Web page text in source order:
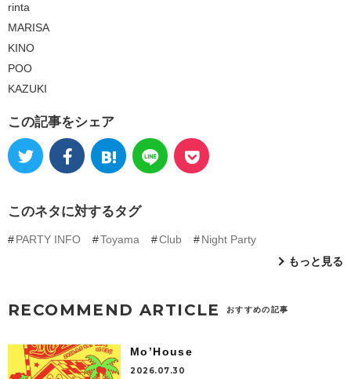
rinta
MARISA
KINO
POO
KAZUKI
この記事をシェア
このネタに対するタグ
PARTY INFO Toyama Club
Night Party
もっと見る
RECOMMEND ARTICLE おすすめの記事
Mo’House
2026.07.30